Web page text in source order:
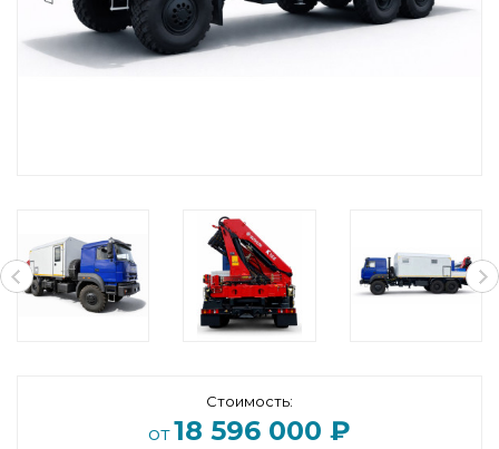
Стоимость:
от18 596 000 ₽